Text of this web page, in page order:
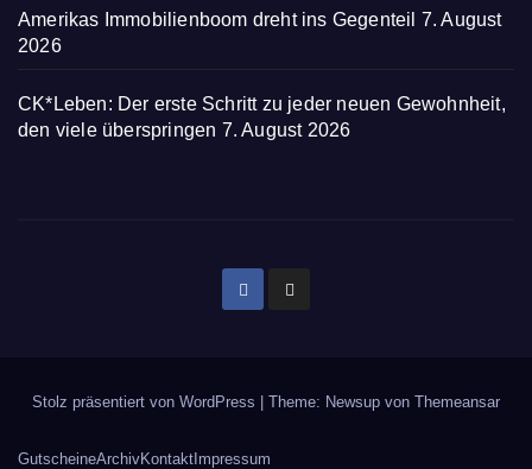
Amerikas Immobilienboom dreht ins Gegenteil 7. August
2026
CK*Leben: Der erste Schritt zu jeder neuen Gewohnheit,
den viele überspringen 7. August 2026
Stolz präsentiert von WordPress Theme: Newsup von Themeansar
GutscheineArchivKontakt Impressum